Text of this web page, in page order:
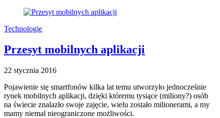
Technologie
Przesyt mobilnych aplikacji
22 stycznia 2016
Pojawienie się smartfonów kilka lat temu utworzyło jednocześnie
rynek mobilnych aplikacji, dzięki któremu tysiące (miliony?) osób
na świecie znalazło swoje zajęcie, wielu zostało milionerami, a my
mamy niemal nieograniczone możliwości.